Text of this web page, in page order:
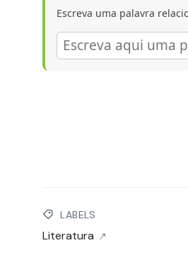
Escreva uma palavra
LABELS
Literatura